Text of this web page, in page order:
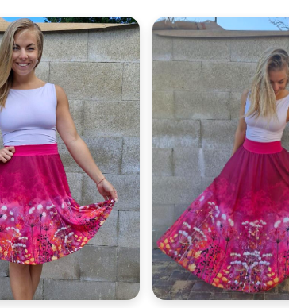
34-40 Velikost:36-